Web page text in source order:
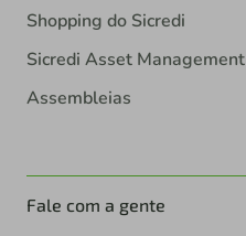
Shopping do Sicredi
Sicredi Asset Management
Assembleias
Fale com a gente